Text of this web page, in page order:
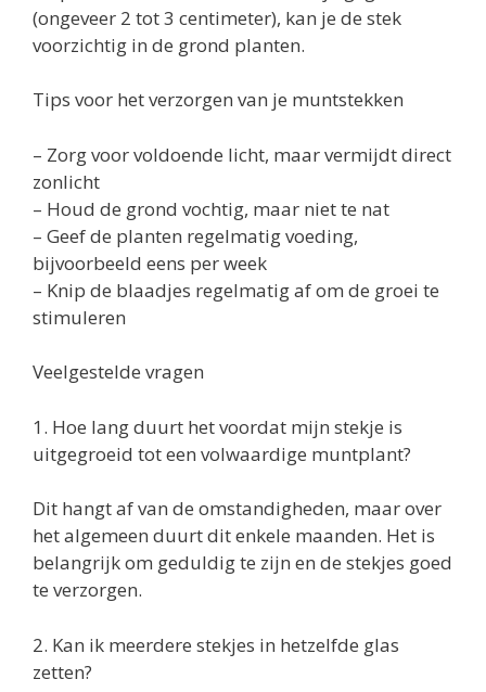
(ongeveer 2 tot 3 centimeter), kan je de stek
voorzichtig in de grond planten.
Tips voor het verzorgen van je muntstekken
– Zorg voor voldoende licht, maar vermijdt direct
zonlicht
– Houd de grond vochtig, maar niet te nat
– Geef de planten regelmatig voeding,
bijvoorbeeld eens per week
– Knip de blaadjes regelmatig af om de groei te
stimuleren
Veelgestelde vragen
1. Hoe lang duurt het voordat mijn stekje is
uitgegroeid tot een volwaardige muntplant?
Dit hangt af van de omstandigheden, maar over
het algemeen duurt dit enkele maanden. Het is
belangrijk om geduldig te zijn en de stekjes goed
te verzorgen.
2. Kan ik meerdere stekjes in hetzelfde glas
zetten?